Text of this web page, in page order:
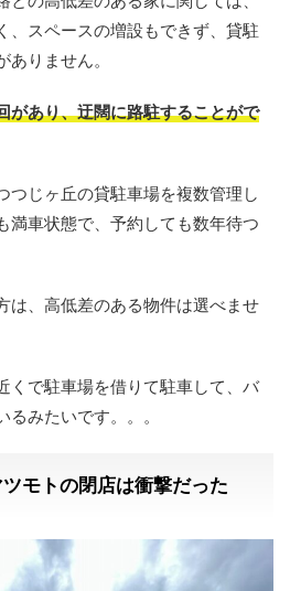
、スペースの増設もできず、貸駐
りません。
があり、迂闊に路駐することがで
つじヶ丘の貸駐車場を複数管理し
満車状態で、予約しても数年待つ
は、高低差のある物件は選べませ
くで駐車場を借りて駐車して、バ
みたいです。。。
モトの閉店は衝撃だった